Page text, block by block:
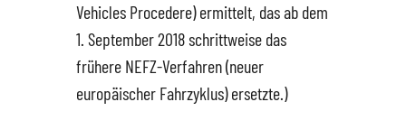
Vehicles Procedere) ermittelt, das ab dem
1. September 2018 schrittweise das
frühere NEFZ-Verfahren (neuer
europäischer Fahrzyklus) ersetzte.)